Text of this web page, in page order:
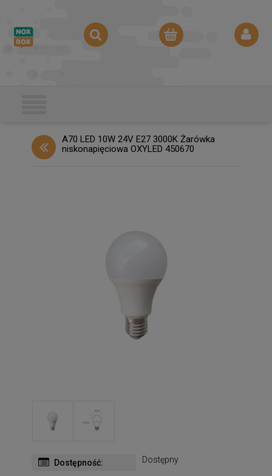
A70 LED 10W 24V E27 3000K Żarówka
niskonapięciowa OXYLED 450670
Dostępność: Dostępny